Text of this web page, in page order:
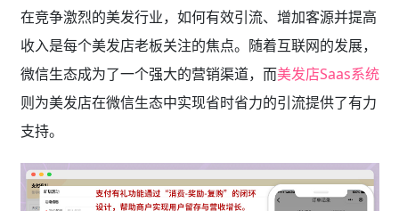
在竞争激烈的美发行业，如何有效引流、增加客源并提高
收入是每个美发店老板关注的焦点。随着互联网的发展，
微信生态成为了一个强大的营销渠道，而美发店Saas系统
则为美发店在微信生态中实现省时省力的引流提供了有力
支持。